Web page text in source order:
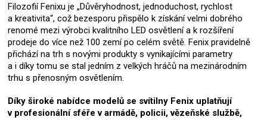
Filozofií Fenixu je „Důvěryhodnost, jednoduchost, rychlost
a kreativita“, což bezesporu přispělo k získání velmi dobrého
renomé mezi výrobci kvalitního LED osvětlení a k rozšíření
prodeje do více než 100 zemí po celém světě. Fenix pravidelně
přichází na trh s novými produkty s vynikajícími parametry
a i díky tomu se stal jedním z velkých hráčů na mezinárodním
trhu s přenosným osvětlením.
Díky široké nabídce modelů se svítilny Fenix uplatňují
v profesionální sféře v armádě, policii, vězeňské službě,